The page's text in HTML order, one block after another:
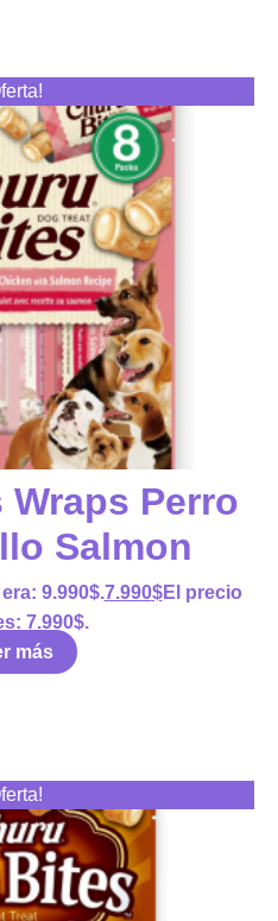
Perro
Salmon
9.990$.7.990$El precio
7.990$.
más